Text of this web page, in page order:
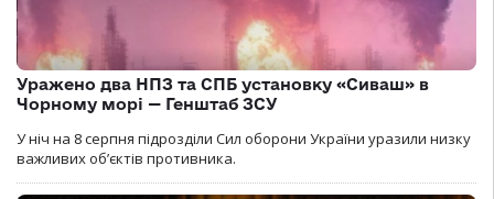
Уражено два НПЗ та СПБ установку «Сиваш» в
Чорному морі — Генштаб ЗСУ
У ніч на 8 серпня підрозділи Сил оборони України уразили низку
важливих об’єктів противника.